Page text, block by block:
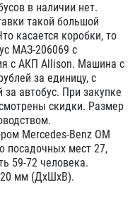
в наличии нет.
такой большой
касается коробки, то
МАЗ-206069 с
с АКП Allison. Машина с
за единицу, с
автобус. При закупке
скидки. Размер
Mercedes-Benz OM
посадочных мест 27,
59-72 человека.
мм (ДхШхВ).